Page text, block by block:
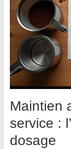
Maintien
service :
dosage